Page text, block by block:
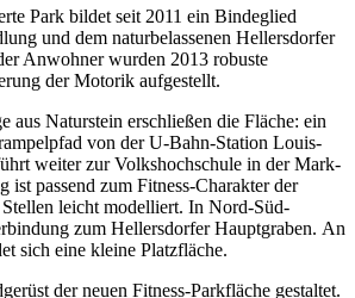
Park bildet seit 2011 ein Bindeglied
und dem naturbelassenen Hellersdorfer
Anwohner wurden 2013 robuste
der Motorik aufgestellt.
aus Naturstein erschließen die Fläche: ein
von der U-Bahn-Station Louis-
weiter zur Volkshochschule in der Mark-
ist passend zum Fitness-Charakter der
leicht modelliert. In Nord-Süd-
zum Hellersdorfer Hauptgraben. An
sich eine kleine Platzfläche.
der neuen Fitness-Parkfläche gestaltet.